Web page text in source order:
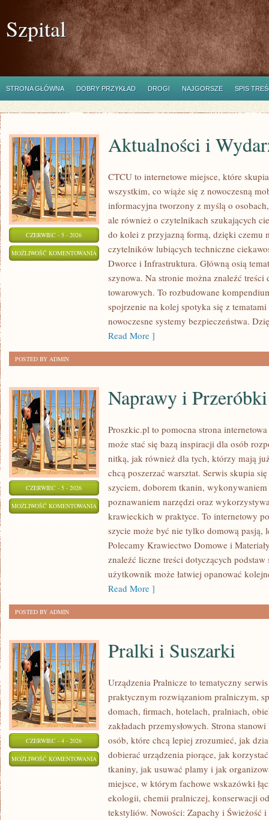
Szpital
STRONA GŁÓWNA DOBRY PRZYKŁAD DROGI NAJGORSZE SPIS
CZERWIEC - 5 - 2026
MOŻLIWOŚĆ KOMENTOWANIA AKTUALNOŚCI
WYDARZENIA
Aktualności i
CTCU to internetowe miejsce, które
wszystkim, co wiąże się z nowoczesną
informacyjna tworzony z myślą o
ale również o czytelnikach szukających
do kolei z przyjazną formą, dzięki czemu
czytelników lubiących techniczne
Dworce i Infrastruktura. Główną osią
szynowa. Na stronie można znaleźć treści
towarowych. To rozbudowane
spojrzenie na kolej spotyka się z
nowoczesne systemy bezpieczeństwa.
Read More ]
POSTED BY ADMIN
CZERWIEC - 5 - 2026
MOŻLIWOŚĆ KOMENTOWANIA NAPRAWY
PRZERÓBKI
Naprawy i Przeróbki
Proszkic.pl to pomocna strona
może stać się bazą inspiracji dla osób
nitką, jak również dla tych, którzy mają
chcą poszerzać warsztat. Serwis skupia
szyciem, doborem tkanin,
poznawaniem narzędzi oraz
krawieckich w praktyce. To internetowy
szycie może być nie tylko domową pasją,
Polecamy Krawiectwo Domowe i
znaleźć liczne treści dotyczących
użytkownik może łatwiej opanować
Read More ]
POSTED BY ADMIN
CZERWIEC - 4 - 2026
MOŻLIWOŚĆ KOMENTOWANIA PRALKI
SUSZARKI
Pralki i Suszarki
Urządzenia Pralnicze to tematyczny
praktycznym rozwiązaniom pralniczym,
domach, firmach, hotelach, pralniach,
zakładach przemysłowych. Strona
osób, które chcą lepiej zrozumieć, jak
dobierać urządzenia piorące, jak
tkaniny, jak usuwać plamy i jak
miejsce, w którym fachowe wskazówki
ekologii, chemii pralniczej, konserwacji
tekstyliów. Nowości: Zapachy i Świeżość i